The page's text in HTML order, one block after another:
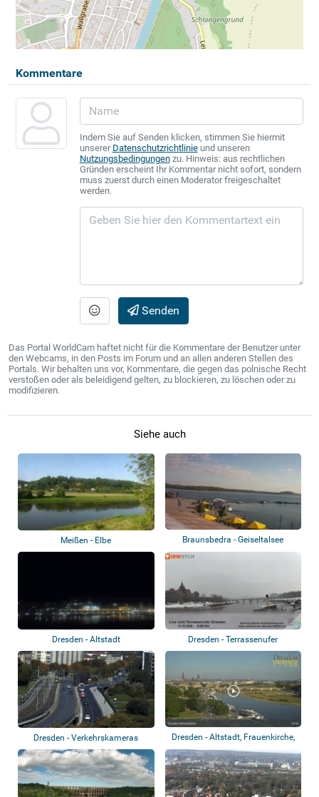
Kommentare
Indem Sie auf Senden klicken, stimmen Sie hiermit
unserer Datenschutzrichtlinieund unseren
Nutzungsbedingungenzu. Hinweis: aus rechtlichen
Gründen erscheint Ihr Kommentar nicht sofort, sondern
muss zuerst durch einen Moderator freigeschaltet
werden.
Senden
Das Portal WorldCam haftet nicht für die Kommentare der Benutzer unter
den Webcams, in den Posts im Forum und an allen anderen Stellen des
Portals. Wir behalten uns vor, Kommentare, die gegen das polnische Recht
verstoßen oder als beleidigend gelten, zu blockieren, zu löschen oder zu
modifizieren.
Siehe auch
Meißen - Elbe Braunsbedra - Geiseltalsee
Dresden - Altstadt Dresden - Terrassenufer
Dresden - Verkehrskameras
Dresden - Altstadt, Frauenkirche,
Rathen...